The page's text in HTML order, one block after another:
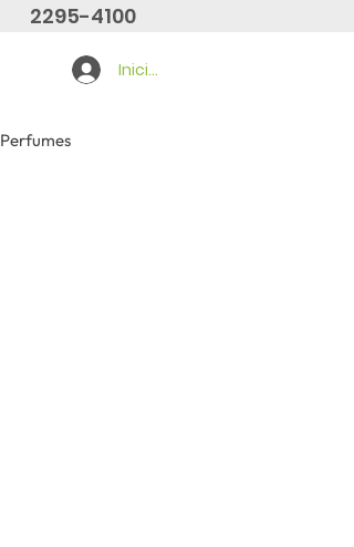
2295-4100
Iniciar sesión
Perfumes